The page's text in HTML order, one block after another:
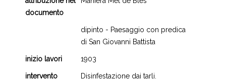
documento
dipinto - Paesaggio con predica
di San Giovanni Battista
inizio lavori 1903
intervento Disinfestazione dai tarli.